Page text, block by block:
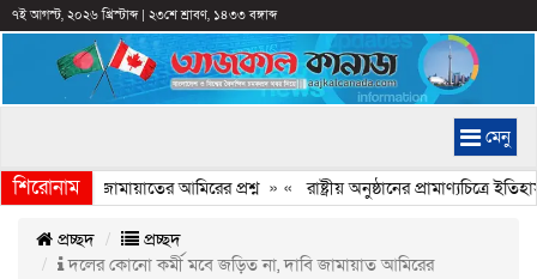
৭ই আগস্ট, ২০২৬ খ্রিস্টাব্দ| ২৩শে শ্রাবণ, ১৪৩৩ বঙ্গাব্দ
মেনু
শিরোনাম
কেন, জামায়াতের আমিরের প্রশ্ন» « রাষ্ট্রীয় অনুষ্ঠানের প্রামাণ্যচিত্রে
প্রচ্ছদ
প্রচ্ছদ
দলের কোনো কর্মী মবে জড়িত না, দাবি জামায়াত আমিরের